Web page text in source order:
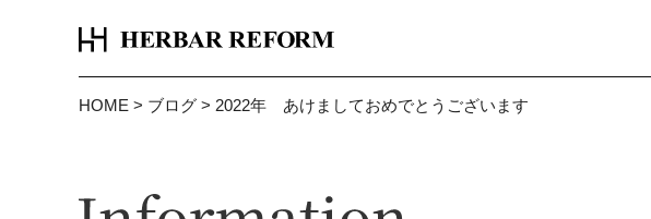
HOME > ブログ > 2022年 あけましておめでとうございます